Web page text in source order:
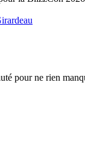
pour ne rien